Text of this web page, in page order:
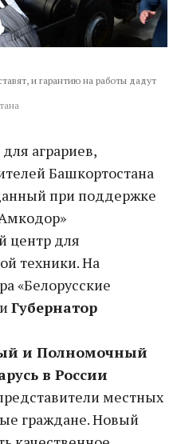
и гарантию на работы дадут
аграриев,
Башкортостана
при поддержке
центр для
техники. На
«Белорусские
Губернатор
и Полномочный
в России
местных
граждане. Новый